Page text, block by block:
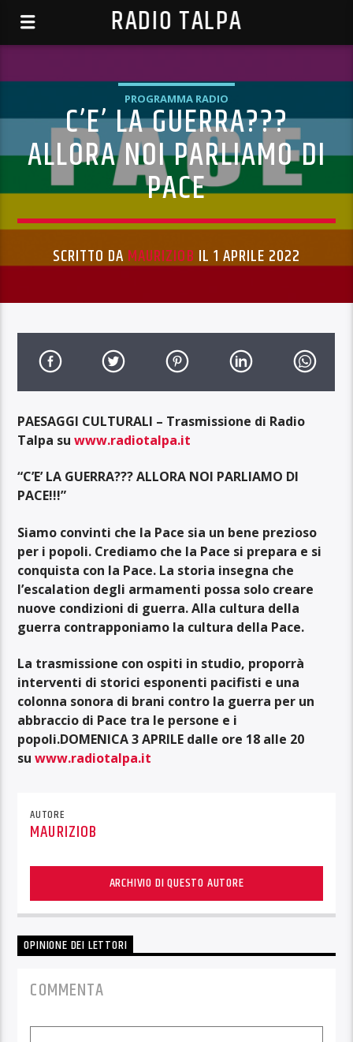
RADIO TALPA
PROGRAMMA RADIO
C’E’ LA GUERRA???
ALLORA NOI PARLIAMO DI
PACE
SCRITTO DA MAURIZIOB IL 1 APRILE 2022
PAESAGGI CULTURALI – Trasmissione di Radio
Talpa suwww.radiotalpa.it
“C’E’ LA GUERRA??? ALLORA NOI PARLIAMO DI
PACE!!!”
Siamo convinti che la Pace sia un bene prezioso
per i popoli. Crediamo che la Pace si prepara e si
conquista con la Pace. La storia insegna che
l’escalation degli armamenti possa solo creare
nuove condizioni di guerra. Alla cultura della
guerra contrapponiamo la cultura della Pace.
La trasmissione con ospiti in studio, proporrà
interventi di storici esponenti pacifisti e una
colonna sonora di brani contro la guerra per un
abbraccio di Pace tra le persone e i
popoli.DOMENICA 3 APRILE dalle ore 18 alle 20
suwww.radiotalpa.it
AUTORE
MAURIZIOB
ARCHIVIO DI QUESTO AUTORE
OPINIONE DEI LETTORI
COMMENTA